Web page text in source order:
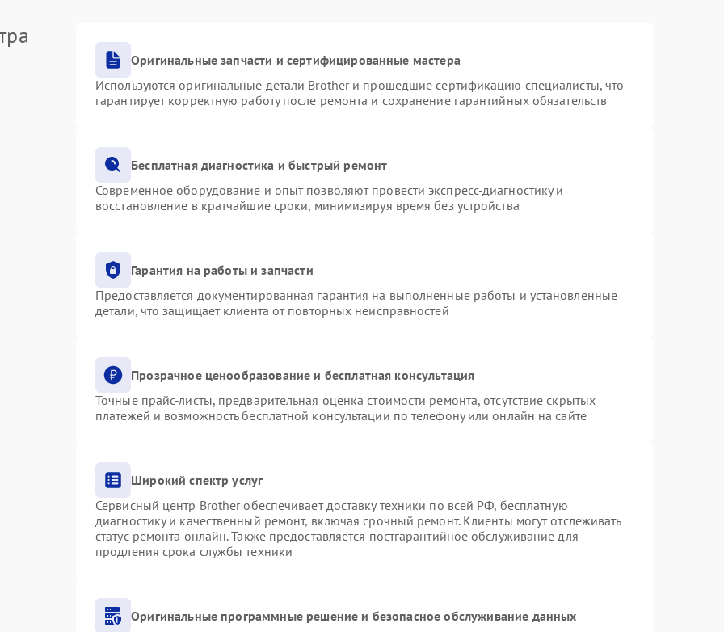
Оригинальные запчасти и сертифицированные мастера
Используются оригинальные детали Brother и прошедшие сертификацию специалисты, что
гарантирует корректную работу после ремонта и сохранение гарантийных обязательств
Бесплатная диагностика и быстрый ремонт
Современное оборудование и опыт позволяют провести экспресс-диагностику и
восстановление в кратчайшие сроки, минимизируя время без устройства
Гарантия на работы и запчасти
Предоставляется документированная гарантия на выполненные работы и установленные
детали, что защищает клиента от повторных неисправностей
Прозрачное ценообразование и бесплатная консультация
Точные прайс-листы, предварительная оценка стоимости ремонта, отсутствие скрытых
платежей и возможность бесплатной консультации по телефону или онлайн на сайте
Широкий спектр услуг
Сервисный центр Brother обеспечивает доставку техники по всей РФ, бесплатную
диагностику и качественный ремонт, включая срочный ремонт. Клиенты могут отслеживать
статус ремонта онлайн. Также предоставляется постгарантийное обслуживание для
продления срока службы техники
Оригинальные программные решение и безопасное обслуживание данных